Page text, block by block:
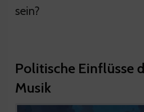
sein?
Politische Einflüsse
Musik